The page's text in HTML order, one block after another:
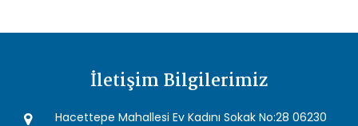
İletişim Bilgilerimiz
Hacettepe Mahallesi Ev Kadını Sokak No:28 06230